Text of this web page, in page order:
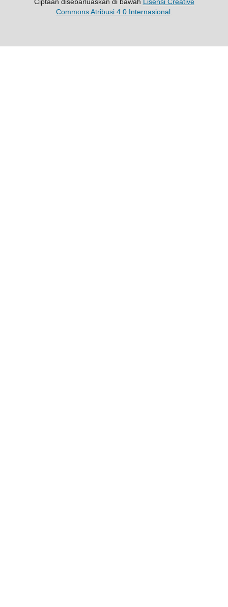
Ciptaan disebarluaskan di bawah Lisensi Creative
Commons Atribusi 4.0 Internasional.